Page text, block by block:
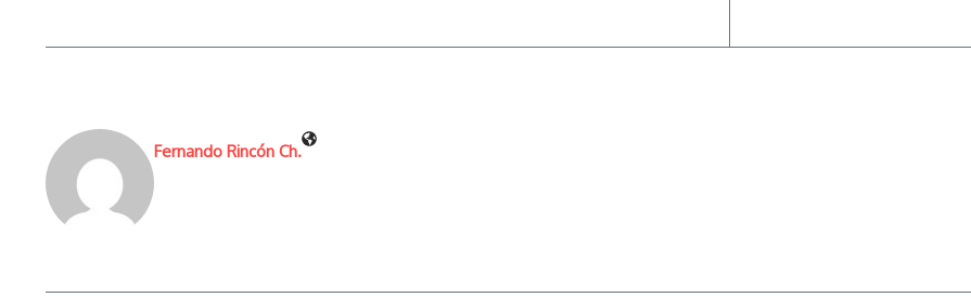
Fernando Rincón Ch.